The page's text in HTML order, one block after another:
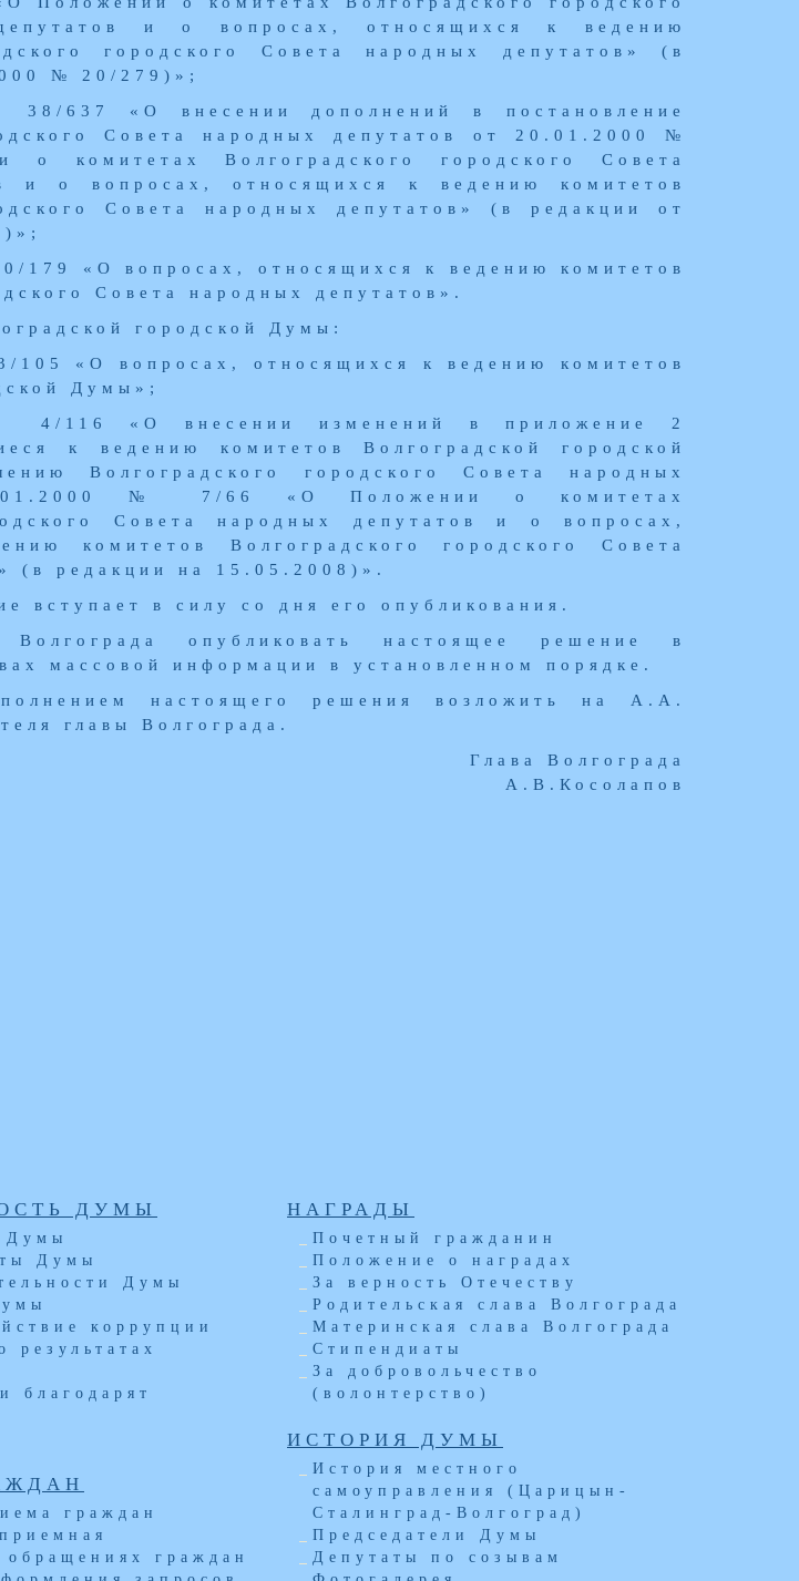
и о вопросах, относящихся к ведению
городского Совета народных депутатов» (в
№ 20/279)»;
637 «О внесении дополнений в постановление
Совета народных депутатов от 20.01.2000 №
комитетах Волгоградского городского Совета
и о вопросах, относящихся к ведению комитетов
Совета народных депутатов» (в редакции от
179 «О вопросах, относящихся к ведению комитетов
Совета народных депутатов».
городской Думы:
«О вопросах, относящихся к ведению комитетов
Думы»;
4/116 «О внесении изменений в приложение 2
к ведению комитетов Волгоградской городской
Волгоградского городского Совета народных
№ 7/66 «О Положении о комитетах
Совета народных депутатов и о вопросах,
комитетов Волгоградского городского Совета
(в редакции на 15.05.2008)».
вступает в силу со дня его опубликования.
опубликовать настоящее решение в
массовой информации в установленном порядке.
настоящего решения возложить на А.А.
главы Волгограда.
Глава Волгограда
А.В.Косолапов
ДУМЫ
Думы
Думы
Думы
коррупции
результатах
благодарят
граждан
граждан
НАГРАДЫ
Почетный гражданин
Положение о наградах
За верность Отечеству
Родительская слава Волгограда
Материнская слава Волгограда
Стипендиаты
За добровольчество
(волонтерство)
ИСТОРИЯ ДУМЫ
История местного
самоуправления (Царицын-
Сталинград-Волгоград)
Председатели Думы
Депутаты по созывам